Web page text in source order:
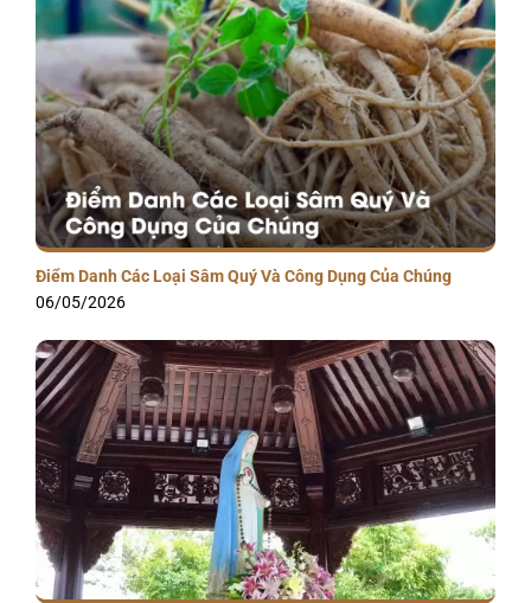
Điểm Danh Các Loại Sâm Quý Và Công Dụng Của Chúng
06/05/2026